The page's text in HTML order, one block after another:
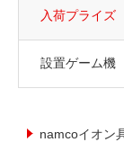
入荷プライズ
設置ゲーム機
namcoイオン